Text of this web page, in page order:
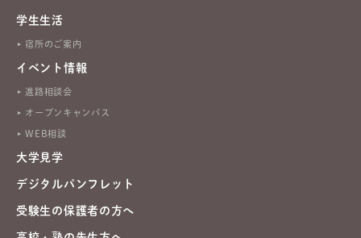
学生生活
宿所のご案内
イベント情報
進路相談会
オープンキャンパス
WEB相談
大学見学
デジタルパンフレット
受験生の保護者の方へ